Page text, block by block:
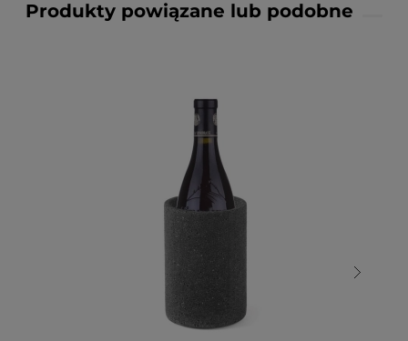
Produkty powiązane lub podobne